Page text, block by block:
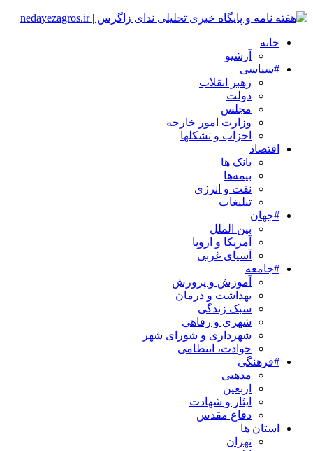
خانه
آرشیو
#سیاسی
رهبر انقلاب
دولت
مجلس
وزارت امور خارجه
احزاب و تشکلها
اقتصاد
بانک ها
بیمه‌ها
نفت و انرژی
تبلیغات
#جهان
بین الملل
آمریکا و اروپا
آسیای غربی
#جامعه
آموزش و پرورش
بهداشت و درمان
سبک زندگی
شهری و رفاهی
شهرداری و شورای شهر
حوادث، انتظامی
#فرهنگی
مذهبی
اربعین
ایثار و شهادت
دفاع مقدس
استان ها
تهران